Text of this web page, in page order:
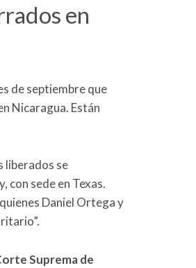
en
de septiembre que
Nicaragua. Están
liberados se
con sede en Texas.
Daniel Ortega y
Suprema de